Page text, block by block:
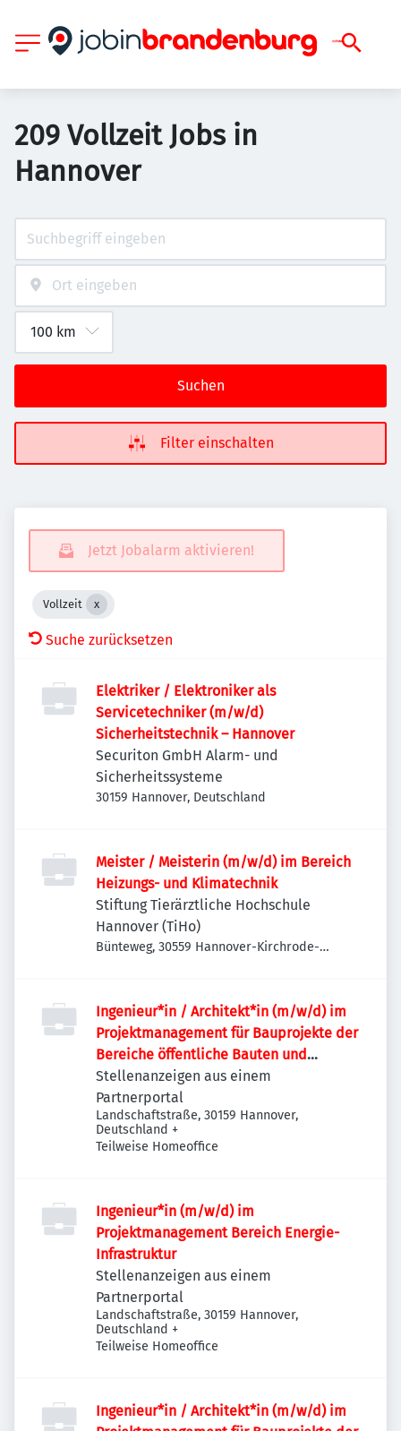
209 Vollzeit Jobs in
Hannover
Suchen
Filter einschalten
Jetzt Jobalarm aktivieren!
Vollzeit
Suche zurücksetzen
Elektriker / Elektroniker als
Servicetechniker (m/w/d)
Sicherheitstechnik – Hannover
Securiton GmbH Alarm- und
Sicherheitssysteme
30159 Hannover, Deutschland
Meister / Meisterin (m/w/d) im Bereich
Heizungs- und Klimatechnik
Stiftung Tierärztliche Hochschule
Hannover (TiHo)
Bünteweg, 30559 Hannover-Kirchrode-
Ingenieur*in / Architekt*in (m/w/d) im
Projektmanagement für Bauprojekte der
Bereiche öffentliche Bauten und
Industriebauten / Infrastruktur
Stellenanzeigen aus einem
Partnerportal
Landschaftstraße, 30159 Hannover,
Deutschland +
Teilweise Homeoffice
Ingenieur*in (m/w/d) im
Projektmanagement Bereich Energie-
Infrastruktur
Stellenanzeigen aus einem
Partnerportal
Landschaftstraße, 30159 Hannover,
Deutschland +
Teilweise Homeoffice
Ingenieur*in / Architekt*in (m/w/d) im